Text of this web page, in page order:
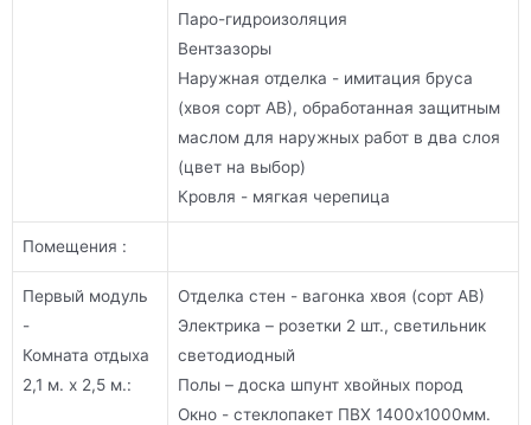
Паро-гидроизоляция
Вентзазоры
Наружная отделка - имитация бруса
(хвоя сорт АВ), обработанная защитным
маслом для наружных работ в два слоя
(цвет на выбор)
Кровля - мягкая черепица
Помещения :
Первый модуль
-
Комната отдыха
2,1 м. х 2,5 м.:
Отделка стен - вагонка хвоя (сорт АВ)
Электрика – розетки 2 шт., светильник
светодиодный
Полы – доска шпунт хвойных пород
Окно - стеклопакет ПВХ 1400х1000мм.